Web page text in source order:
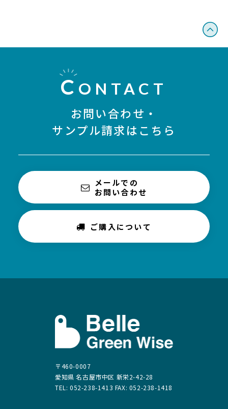
C ONTACT
お問い合わせ・
サンプル請求はこちら
メールでの
お問い合わせ
ご購入について
〒460-0007
愛知県 名古屋市中区 新栄2-42-28
TEL: 052-238-1413 FAX: 052-238-1418